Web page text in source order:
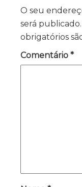
O seu
será publicado.
obrigatórios
Comentário *